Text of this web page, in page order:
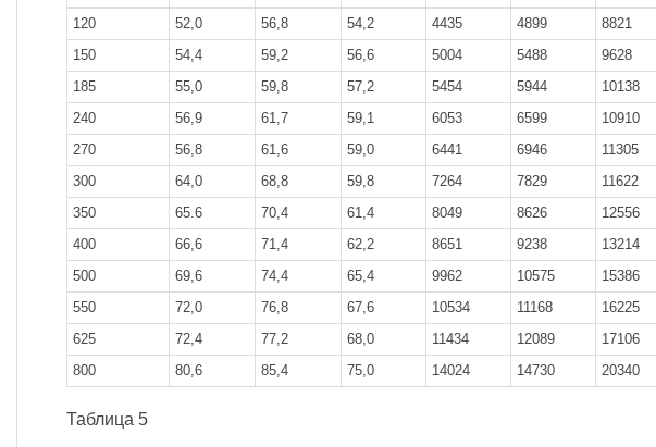
120 52,0 56,8 54,2 4435 4899
8821
150
54,4 59,2 56,6 5004 5488
9628
185
55,0 59,8 57,2 5454 5944
10138
240
56,9 61,7 59,1 6053 6599
10910
270
56,8 61,6 59,0 6441 6946
11305
300
64,0 68,8 59,8 7264 7829
11622
350
65.6 70,4 61,4 8049 8626
12556
400
66,6 71,4 62,2 8651 9238
13214
500
69,6 74,4 65,4 9962 10575
15386
550
72,0 76,8 67,6 10534 11168
16225
625
72,4 77,2 68,0 11434 12089
17106
800
80,6 85,4 75,0 14024 14730 20340
Таблица 5